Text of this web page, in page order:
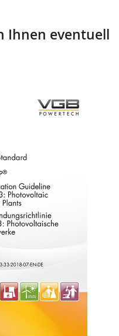
Ihnen eventuell